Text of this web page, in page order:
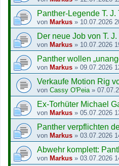
Panther-Legende T.
von Markus » 10.07.2026
Der neue Job von T.
von Markus » 10.07.2026
Panther wollen
von Markus » 09.07.2026
Verkaufe Motion Rig
von Cassy O'Peia »
Ex-Torhüter Michael
von Markus » 05.07.2026
Panther verpflichten
von Markus » 03.07.2026
Abwehr komplett:
von Markus » 03.07.2026